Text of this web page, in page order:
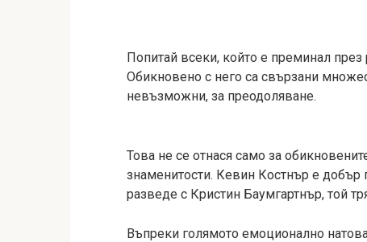
Попитай всеки, който е преминал
Обикновено с него са свързани
невъзможни, за преодоляване.
Това не се отнася само за
знаменитости. Кевин Костнър е
разведе с Кристин Баумгартнър, той
Въпреки голямото емоционално